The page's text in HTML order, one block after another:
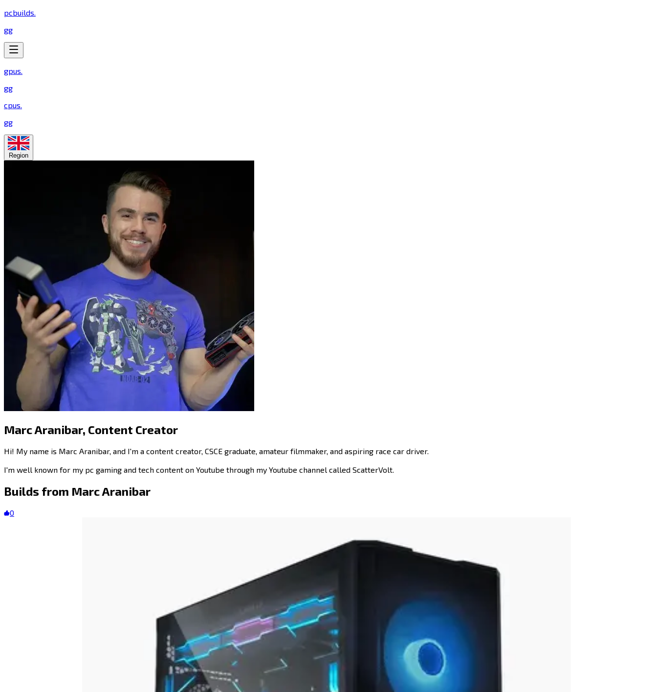
pcbuilds.
gg
gpus.
gg
cpus.
gg
Region
Marc Aranibar​​​​‌ ‍ ​‍​‍‌‍ ‌ ​‍‌‍‍‌‌‍‌ ‌‍‍‌‌‍ ‍​‍​‍​ ‍‍​‍​‍‌ ​ ‌‍​‌‌‍ ‍‌‍‍‌‌ ‌​‌ ‍‌​‍ ‍‌‍‍‌‌‍ ​‍​‍​‍ ​​‍​‍‌‍‍​‌ ​‍‌‍‌‌‌‍‌‍​‍​‍​ ‍‍​‍​‍​‍ ‌‍​‌‌‍‌​‌‍ ‌‌‍‍‌‌‍ ‍​‍ ‌‍‍‌‌‍ ‍‌ ‌​‌‍‌‌‌‍ ‍‌ ‌​​‍ ‌‍‌‌‌‍‌​‌‍‍‌‌ ‌​​‍ ‌‍ ‌‌‍ ‌‍‌​‌‍‌‌​ ‌‌ ​​‌ ​‍‌‍‌‌‌ ​ ‌‍‌‌‌‍ ‍‌ ‌​‌‍​‌‌ ‌​‌‍‍‌‌‍ ‌‍ ‍​ ‍ ‌‍‍‌‌‍‌​​ ‌‌‍‌​​ ‌ ​ ‍​​ ‌​‌‍​‌​ ​ ‌‍‌‍​ ​‍​‍ ‌‌‍​‌​ ‌‌‌‍​ ​ ​​​‍ ‌​ ‌​​ ​‌‌‍​‍​ ​‌​‍ ‌​ ‍‌​ ​​​ ‌‍‌‍​‍​‍ ‌‌‍​ ‌‍‌​‌‍​‍​ ‌‍‌‍​‍​ ‌ ​ ‌‌‌‍‌‍​ ‌ ‌‍​‌​ ​ ​ ‌ ​ ‍ ‌ ‌​‌ ‍‌‌ ​​‌‍‌‌​ ‌‌‍​‌‌ ‌‌‌ ‌​‌‍‍​‌‍ ‌ ​‍​ ‍ ‌ ​​‌‍​‌‌ ‌​‌‍‍​​ ‌‌‍ ‍‌‍​‌‌‍ ‌‌‍‌‌​ ‌‍​‍‌‍​‌‌ ​ ‌‍‌‌‌‌‌‌‌ ​‍‌‍ ​​ ‌​‍‌‌​ ​‍‌​‌‍‌‍​‌‌‍‌​‌‍ ‌‌‍‍‌‌‍ ‍​‍‌‍‌‍‍‌‌‍‌​​ ‌‌‍‌​​ ‌ ​ ‍​​ ‌​‌‍​‌​ ​ ‌‍‌‍​ ​‍​‍ ‌‌‍​‌​ ‌‌‌‍​ ​ ​​​‍ ‌​ ‌​​ ​‌‌‍​‍​ ​‌​‍ ‌​ ‍‌​ ​​​ ‌‍‌‍​‍​‍ ‌‌‍​ ‌‍‌​‌‍​‍​ ‌‍‌‍​‍​ ‌ ​ ‌‌‌‍‌‍​ ‌ ‌‍​‌​ ​ ​ ‌ ​‍‌‍‌ ‌​‌ ‍‌‌ ​​‌‍‌‌​ ‌‌‍​‌‌ ‌‌‌ ‌​‌‍‍​‌‍ ‌ ​‍​‍‌‍‌ ​​‌‍​‌‌ ‌​‌‍‍​​ ‌‌‍ ‍‌‍​‌‌‍ ‌‌‍‌‌​‍‌‍‌ ​​‌‍‌‌‌ ​‍‌ ​ ‌ ​​‌‍‌‌‌‍​ ‌ ‌​‌‍‍‌‌ ‌‍‌‍‌‌​ ‌‌ ​​‌ ‌‌‌‍​‍‌‍ ​‌‍‍‌‌ ​ ‌‍‍​‌‍‌‌‌‍‌​​‍​‍‌ ‌, Content Creator​​​​‌ ‍ ​‍​‍‌‍ ‌ ​‍‌‍‍‌‌‍‌ ‌‍‍‌‌‍ ‍​‍​‍​ ‍‍​‍​‍‌ ​ ‌‍​‌‌‍ ‍‌‍‍‌‌ ‌​‌ ‍‌​‍ ‍‌‍‍‌‌‍ ​‍​‍​‍ ​​‍​‍‌‍‍​‌ ​‍‌‍‌‌‌‍‌‍​‍​‍​ ‍‍​‍​‍​‍ ‌‍​‌‌‍‌​‌‍ ‌‌‍‍‌‌‍ ‍​‍ ‌‍‍‌‌‍ ‍‌ ‌​‌‍‌‌‌‍ ‍‌ ‌​​‍ ‌‍‌‌‌‍‌​‌‍‍‌‌ ‌​​‍ ‌‍ ‌‌‍ ‌‍‌​‌‍‌‌​ ‌‌ ​​‌ ​‍‌‍‌‌‌ ​ ‌‍‌‌‌‍ ‍‌ ‌​‌‍​‌‌ ‌​‌‍‍‌‌‍ ‌‍ ‍​ ‍ ‌‍‍‌‌‍‌​​ ‌‌‍‌​​ ‌ ​ ‍​​ ‌​‌‍​‌​ ​ ‌‍‌‍​ ​‍​‍ ‌‌‍​‌​ ‌‌‌‍​ ​ ​​​‍ ‌​ ‌​​ ​‌‌‍​‍​ ​‌​‍ ‌​ ‍‌​ ​​​ ‌‍‌‍​‍​‍ ‌‌‍​ ‌‍‌​‌‍​‍​ ‌‍‌‍​‍​ ‌ ​ ‌‌‌‍‌‍​ ‌ ‌‍​‌​ ​ ​ ‌ ​ ‍ ‌ ‌​‌ ‍‌‌ ​​‌‍‌‌​ ‌‌‍​‌‌ ‌‌‌ ‌​‌‍‍​‌‍ ‌ ​‍​ ‍ ‌ ​​‌‍​‌‌ ‌​‌‍‍​​ ‌‌ ‌​‌‍‍‌‌ ‌​‌‍ ​‌‍‌‌​ ‌‍​‍‌‍​‌‌ ​ ‌‍‌‌‌‌‌‌‌ ​‍‌‍ ​​ ‌​‍‌‌​ ​‍‌​‌‍‌‍​‌‌‍‌​‌‍ ‌‌‍‍‌‌‍ ‍​‍‌‍‌‍‍‌‌‍‌​​ ‌‌‍‌​​ ‌ ​ ‍​​ ‌​‌‍​‌​ ​ ‌‍‌‍​ ​‍​‍ ‌‌‍​‌​ ‌‌‌‍​ ​ ​​​‍ ‌​ ‌​​ ​‌‌‍​‍​ ​‌​‍ ‌​ ‍‌​ ​​​ ‌‍‌‍​‍​‍ ‌‌‍​ ‌‍‌​‌‍​‍​ ‌‍‌‍​‍​ ‌ ​ ‌‌‌‍‌‍​ ‌ ‌‍​‌​ ​ ​ ‌ ​‍‌‍‌ ‌​‌ ‍‌‌ ​​‌‍‌‌​ ‌‌‍​‌‌ ‌‌‌ ‌​‌‍‍​‌‍ ‌ ​‍​‍‌‍‌ ​​‌‍​‌‌ ‌​‌‍‍​​ ‌‌ ‌​‌‍‍‌‌ ‌​‌‍ ​‌‍‌‌​‍‌‍‌ ​​‌‍‌‌‌ ​‍‌ ​ ‌ ​​‌‍‌‌‌‍​ ‌ ‌​‌‍‍‌‌ ‌‍‌‍‌‌​ ‌‌ ​​‌ ‌‌‌‍​‍‌‍ ​‌‍‍‌‌ ​ ‌‍‍​‌‍‌‌‌‍‌​​‍​‍‌ ‌
Hi! My name is Marc Aranibar, and I'm a content creator, CSCE graduate, amateur filmmaker, and aspiring race car driver.
I'm well known for my pc gaming and tech content on Youtube through my Youtube channel called ScatterVolt. ​​​​‌ ‍ ​‍​‍‌‍ ‌ ​‍‌‍‍‌‌‍‌ ‌‍‍‌‌‍ ‍​‍​‍​ ‍‍​‍​‍‌ ​ ‌‍​‌‌‍ ‍‌‍‍‌‌ ‌​‌ ‍‌​‍ ‍‌‍‍‌‌‍ ​‍​‍​‍ ​​‍​‍‌‍‍​‌ ​‍‌‍‌‌‌‍‌‍​‍​‍​ ‍‍​‍​‍​‍ ‌‍​‌‌‍‌​‌‍ ‌‌‍‍‌‌‍ ‍​‍ ‌‍‍‌‌‍ ‍‌ ‌​‌‍‌‌‌‍ ‍‌ ‌​​‍ ‌‍‌‌‌‍‌​‌‍‍‌‌ ‌​​‍ ‌‍ ‌‌‍ ‌‍‌​‌‍‌‌​ ‌‌ ​​‌ ​‍‌‍‌‌‌ ​ ‌‍‌‌‌‍ ‍‌ ‌​‌‍​‌‌ ‌​‌‍‍‌‌‍ ‌‍ ‍​ ‍ ‌‍‍‌‌‍‌​​ ‌‌‍‌​​ ‌ ​ ‍​​ ‌​‌‍​‌​ ​ ‌‍‌‍​ ​‍​‍ ‌‌‍​‌​ ‌‌‌‍​ ​ ​​​‍ ‌​ ‌​​ ​‌‌‍​‍​ ​‌​‍ ‌​ ‍‌​ ​​​ ‌‍‌‍​‍​‍ ‌‌‍​ ‌‍‌​‌‍​‍​ ‌‍‌‍​‍​ ‌ ​ ‌‌‌‍‌‍​ ‌ ‌‍​‌​ ​ ​ ‌ ​ ‍ ‌ ‌​‌ ‍‌‌ ​​‌‍‌‌​ ‌‌‍​‌‌ ‌‌‌ ‌​‌‍‍​‌‍ ‌ ​‍​ ‍ ‌ ​​‌‍​‌‌ ‌​‌‍‍​​ ‌‌‍​‍‌‍‍‌‌‍ ​‍‌‌​ ‌‌‌​​‍‌‌ ‌‍‍ ‌‍‌‌‌ ‍‌​‍‌‌​ ​ ‌​‌​​‍‌‌​ ​ ‌​‌​​‍‌‌​ ​‍​ ​‍​ ​ ‌‍‌‍​ ​​​ ​​​ ​​​ ‌‌​ ‍​‌‍​‍​ ‌​​ ​​‌‍​ ​ ​‍​‍‌‌​ ​‍​ ​‍​‍‌‌​ ‌‌‌​‌​​‍ ‍‌‍​ ‌‍‍​‌‍‍‌‌‍ ​‌‍‌​‌ ​‍‌‍‌‌‌‍ ‍​‍‌‌​ ‌‌‌​​‍‌‌ ‌‍‍ ‌‍‌‌‌ ‍‌​‍‌‌​ ​ ‌​‌​​‍‌‌​ ​ ‌​‌​​‍‌‌​ ​‍​ ​‍​ ‌ ​ ​ ​ ‍​​ ‍‌​ ‌‍​ ​​​ ​‍​ ‌‍​ ‌‌‌‍‌‍​ ​​​ ​ ​ ​​​‍‌‌​ ​‍​ ​‍​‍‌‌​ ‌‌‌​‌​​‍ ‍‌ ‌​‌‍‌‌‌ ‍​‌ ‌​​ ‌‍​‍‌‍​‌‌ ​ ‌‍‌‌‌‌‌‌‌ ​‍‌‍ ​​ ‌​‍‌‌​ ​‍‌​‌‍‌‍​‌‌‍‌​‌‍ ‌‌‍‍‌‌‍ ‍​‍‌‍‌‍‍‌‌‍‌​​ ‌‌‍‌​​ ‌ ​ ‍​​ ‌​‌‍​‌​ ​ ‌‍‌‍​ ​‍​‍ ‌‌‍​‌​ ‌‌‌‍​ ​ ​​​‍ ‌​ ‌​​ ​‌‌‍​‍​ ​‌​‍ ‌​ ‍‌​ ​​​ ‌‍‌‍​‍​‍ ‌‌‍​ ‌‍‌​‌‍​‍​ ‌‍‌‍​‍​ ‌ ​ ‌‌‌‍‌‍​ ‌ ‌‍​‌​ ​ ​ ‌ ​‍‌‍‌ ‌​‌ ‍‌‌ ​​‌‍‌‌​ ‌‌‍​‌‌ ‌‌‌ ‌​‌‍‍​‌‍ ‌ ​‍​‍‌‍‌ ​​‌‍​‌‌ ‌​‌‍‍​​ ‌‌‍​‍‌‍‍‌‌‍ ​‍‌‌​ ‌‌‌​​‍‌‌ ‌‍‍ ‌‍‌‌‌ ‍‌​‍‌‌​ ​ ‌​‌​​‍‌‌​ ​ ‌​‌​​‍‌‌​ ​‍​ ​‍​ ​ ‌‍‌‍​ ​​​ ​​​ ​​​ ‌‌​ ‍​‌‍​‍​ ‌​​ ​​‌‍​ ​ ​‍​‍‌‌​ ​‍​ ​‍​‍‌‌​ ‌‌‌​‌​​‍ ‍‌‍​ ‌‍‍​‌‍‍‌‌‍ ​‌‍‌​‌ ​‍‌‍‌‌‌‍ ‍​‍‌‌​ ‌‌‌​​‍‌‌ ‌‍‍ ‌‍‌‌‌ ‍‌​‍‌‌​ ​ ‌​‌​​‍‌‌​ ​ ‌​‌​​‍‌‌​ ​‍​ ​‍​ ‌ ​ ​ ​ ‍​​ ‍‌​ ‌‍​ ​​​ ​‍​ ‌‍​ ‌‌‌‍‌‍​ ​​​ ​ ​ ​​​‍‌‌​ ​‍​ ​‍​‍‌‌​ ‌‌‌​‌​​‍ ‍‌ ‌​‌‍‌‌‌ ‍​‌ ‌​​‍‌‍‌ ​​‌‍‌‌‌ ​‍‌ ​ ‌ ​​‌‍‌‌‌‍​ ‌ ‌​‌‍‍‌‌ ‌‍‌‍‌‌​ ‌‌ ​​‌ ‌‌‌‍​‍‌‍ ​‌‍‍‌‌ ​ ‌‍‍​‌‍‌‌‌‍‌​​‍​‍‌ ‌
Builds from Marc Aranibar​​​​‌ ‍ ​‍​‍‌‍ ‌ ​‍‌‍‍‌‌‍‌ ‌‍‍‌‌‍ ‍​‍​‍​ ‍‍​‍​‍‌ ​ ‌‍​‌‌‍ ‍‌‍‍‌‌ ‌​‌ ‍‌​‍ ‍‌‍‍‌‌‍ ​‍​‍​‍ ​​‍​‍‌‍‍​‌ ​‍‌‍‌‌‌‍‌‍​‍​‍​ ‍‍​‍​‍​‍ ‌‍​‌‌‍‌​‌‍ ‌‌‍‍‌‌‍ ‍​‍ ‌‍‍‌‌‍ ‍‌ ‌​‌‍‌‌‌‍ ‍‌ ‌​​‍ ‌‍‌‌‌‍‌​‌‍‍‌‌ ‌​​‍ ‌‍ ‌‌‍ ‌‍‌​‌‍‌‌​ ‌‌ ​​‌ ​‍‌‍‌‌‌ ​ ‌‍‌‌‌‍ ‍‌ ‌​‌‍​‌‌ ‌​‌‍‍‌‌‍ ‌‍ ‍​ ‍ ‌‍‍‌‌‍‌​​ ‌‌‍‌​​ ‌ ​ ‍​​ ‌​‌‍​‌​ ​ ‌‍‌‍​ ​‍​‍ ‌‌‍​‌​ ‌‌‌‍​ ​ ​​​‍ ‌​ ‌​​ ​‌‌‍​‍​ ​‌​‍ ‌​ ‍‌​ ​​​ ‌‍‌‍​‍​‍ ‌‌‍​ ‌‍‌​‌‍​‍​ ‌‍‌‍​‍​ ‌ ​ ‌‌‌‍‌‍​ ‌ ‌‍​‌​ ​ ​ ‌ ​ ‍ ‌ ‌​‌ ‍‌‌ ​​‌‍‌‌​ ‌‌‍​‌‌ ‌‌‌ ‌​‌‍‍​‌‍ ‌ ​‍​ ‍ ‌ ​​‌‍​‌‌ ‌​‌‍‍​​ ‌‌‍ ‍‌‍​‌‌‍ ‌‌‍‌‌​ ‌‍​‍‌‍​‌‌ ​ ‌‍‌‌‌‌‌‌‌ ​‍‌‍ ​​ ‌​‍‌‌​ ​‍‌​‌‍‌‍​‌‌‍‌​‌‍ ‌‌‍‍‌‌‍ ‍​‍‌‍‌‍‍‌‌‍‌​​ ‌‌‍‌​​ ‌ ​ ‍​​ ‌​‌‍​‌​ ​ ‌‍‌‍​ ​‍​‍ ‌‌‍​‌​ ‌‌‌‍​ ​ ​​​‍ ‌​ ‌​​ ​‌‌‍​‍​ ​‌​‍ ‌​ ‍‌​ ​​​ ‌‍‌‍​‍​‍ ‌‌‍​ ‌‍‌​‌‍​‍​ ‌‍‌‍​‍​ ‌ ​ ‌‌‌‍‌‍​ ‌ ‌‍​‌​ ​ ​ ‌ ​‍‌‍‌ ‌​‌ ‍‌‌ ​​‌‍‌‌​ ‌‌‍​‌‌ ‌‌‌ ‌​‌‍‍​‌‍ ‌ ​‍​‍‌‍‌ ​​‌‍​‌‌ ‌​‌‍‍​​ ‌‌‍ ‍‌‍​‌‌‍ ‌‌‍‌‌​‍‌‍‌ ​​‌‍‌‌‌ ​‍‌ ​ ‌ ​​‌‍‌‌‌‍​ ‌ ‌​‌‍‍‌‌ ‌‍‌‍‌‌​ ‌‌ ​​‌ ‌‌‌‍​‍‌‍ ​‌‍‍‌‌ ​ ‌‍‍​‌‍‌‌‌‍‌​​‍​‍‌ ‌
0